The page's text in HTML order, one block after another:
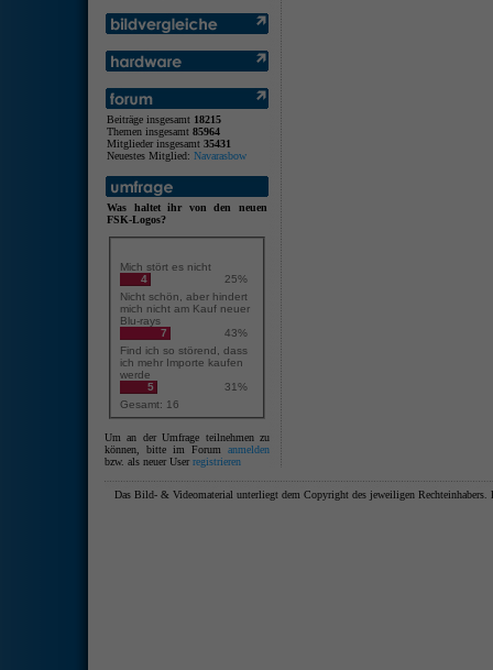
Beiträge insgesamt 18215
Themen insgesamt 85964
Mitglieder insgesamt 35431
Neuestes Mitglied: Navarasbow
Was haltet ihr von den neuen
FSK-Logos?
Mich stört es nicht
4
25%
Nicht schön, aber hindert
mich nicht am Kauf neuer
Blu-rays
7
43%
Find ich so störend, dass
ich mehr Importe kaufen
werde
5
31%
Gesamt: 16
Um an der Umfrage teilnehmen zu
können, bitte im Forum anmelden
bzw. als neuer Userregistrieren
Das Bild- & Videomaterial unterliegt dem Copyright des jeweiligen